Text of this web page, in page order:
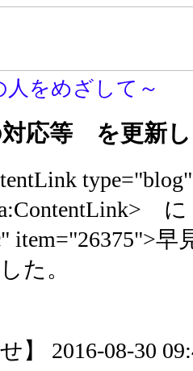
人をめざして～
対応等 を更新
item="26375">
た。
】 2016-08-30